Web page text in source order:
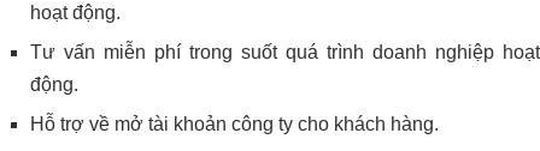
hoạt động.
Tư vấn miễn phí trong suốt quá trình doanh nghiệp hoạt
động.
Hỗ trợ về mở tài khoản công ty cho khách hàng.